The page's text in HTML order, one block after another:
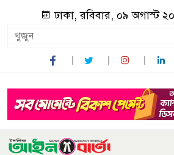
ঢাকা, রবিবার, ০৯ অগাস্ট